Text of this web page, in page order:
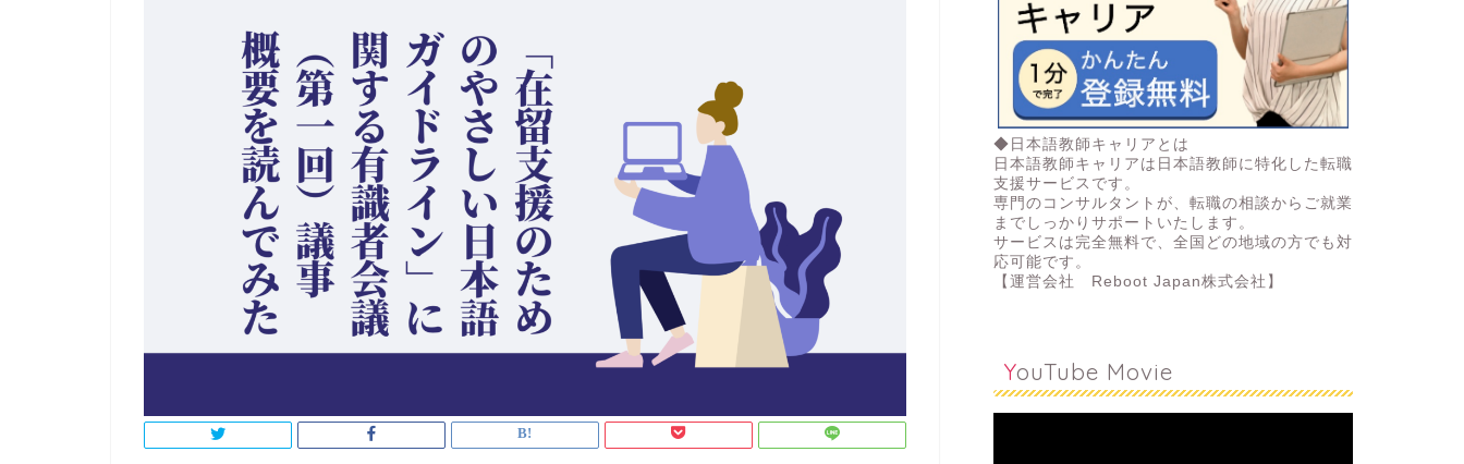
◆日本語教師キャリアとは
日本語教師キャリアは日本語教師に特化した転職
支援サービスです 。
専門のコンサルタントが、 転職の相談からご就業
までしっかりサポートいたします。
サービスは完全無料で、全国どの地域の方でも対
応可能です。
【運営会社 Reboot Japan株式会社】
YouTube Movie